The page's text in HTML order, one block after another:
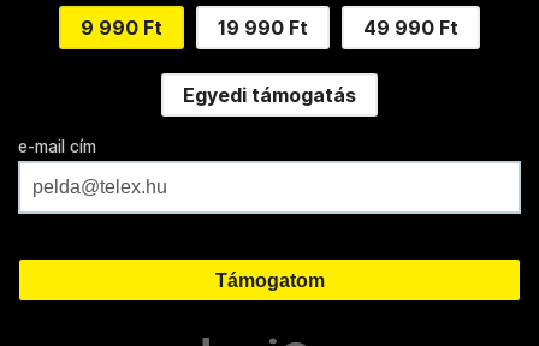
9 990 Ft 19 990 Ft 49 990 Ft
Egyedi támogatás
e-mail cím